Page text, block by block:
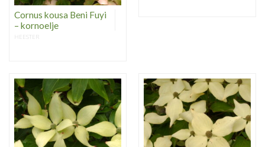
Cornus kousa Beni Fuyi
– kornoelje
HEESTER